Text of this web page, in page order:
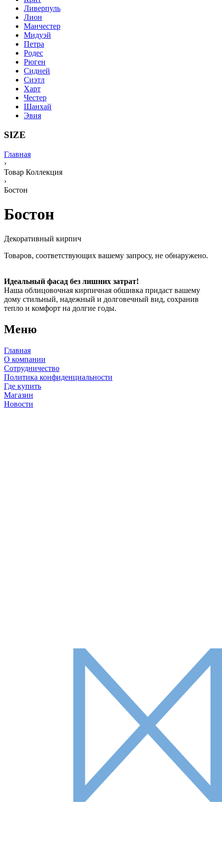
Ливерпуль
Лион
Манчестер
Мидуэй
Петра
Родес
Рюген
Сидней
Сиэтл
Харт
Честер
Шанхай
Эвия
SIZE
Главная
›
Товар Коллекция
›
Бостон
Бостон
Декоративный кирпич
Товаров, соответствующих вашему запросу, не обнаружено.
Идеальный фасад без лишних затрат!
Наша облицовочная кирпичная обшивка придаст вашему
дому стильный, надежный и долговечный вид, сохранив
тепло и комфорт на долгие годы.
Меню
Главная
О компании
Сотрудничество
Политика конфиденциальности
Где купить
Магазин
Новости